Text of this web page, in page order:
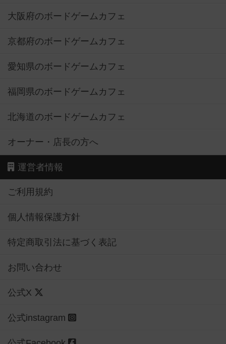
大阪府のボードゲームカフェ
京都府のボードゲームカフェ
愛知県のボードゲームカフェ
福岡県のボードゲームカフェ
北海道のボードゲームカフェ
オーナー・店長の方へ
運営者情報
ご利用規約
個人情報保護方針
特定商取引法に基づく表記
お問い合わせ
公式X
公式instagram